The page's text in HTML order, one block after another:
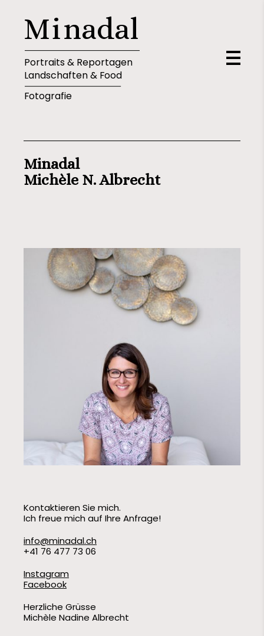
Fotografie
Portraits & Reportagen
Landschaften & Food
Minadal
Minadal
Michèle N. Albrecht
Kontaktieren Sie mich.
Ich freue mich auf Ihre Anfrage!
info@minadal.ch
+41 76 477 73 06
Instagram
Facebook
Herzliche Grüsse
Michèle Nadine Albrecht